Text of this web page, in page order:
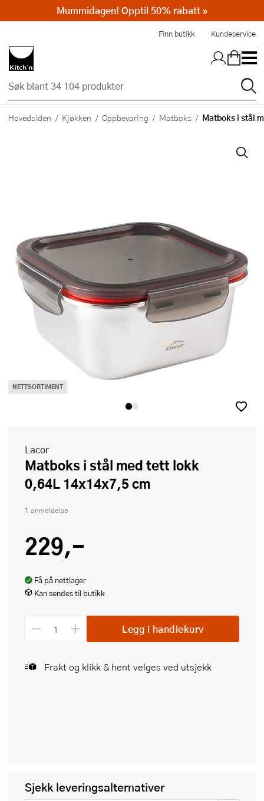
Finn butikk Kundeservice
Hovedsiden Kjøkken Oppbevaring Matboks Matboks i stål
NETTSORTIMENT
Lacor
Matboks i stål med tett lokk
0,64L 14x14x7,5 cm
1 anmeldelse
229,-
Få på nettlager
Kan sendes til butikk
Legg i handlekurv
Frakt og klikk & hent velges ved utsjekk
Sjekk leveringsalternativer
Mummidagen! Opptil 50% rabatt »